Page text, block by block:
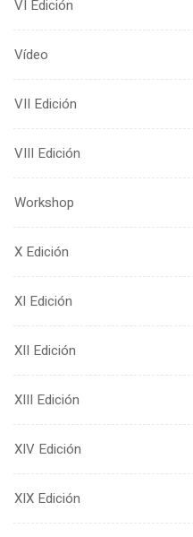
VI Edición
Vídeo
VII Edición
VIII Edición
Workshop
X Edición
XI Edición
XII Edición
XIII Edición
XIV Edición
XIX Edición